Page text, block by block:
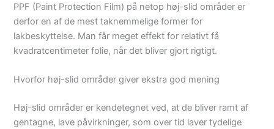
PPF (Paint Protection Film) på netop høj-slid områder er
derfor en af de mest taknemmelige former for
lakbeskyttelse. Man får meget effekt for relativt få
kvadratcentimeter folie, når det bliver gjort rigtigt.
Hvorfor høj-slid områder giver ekstra god mening
Høj-slid områder er kendetegnet ved, at de bliver ramt af
gentagne, lave påvirkninger, som over tid laver tydelige